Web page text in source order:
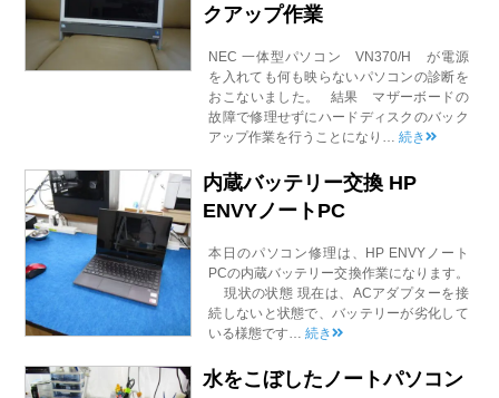
クアップ作業
NEC 一体型パソコン VN370/H が電源
を入れても何も映らないパソコンの診断を
おこないました。 結果 マザーボードの
故障で修理せずにハードディスクのバック
アップ作業を行うことになり…続き
内蔵バッテリー交換 HP
ENVYノートPC
本日のパソコン修理は、HP ENVYノート
PCの内蔵バッテリー交換作業になります。
現状の状態 現在は、ACアダプターを接
続しないと状態で、バッテリーが劣化して
いる様態です…続き
水をこぼしたノートパソコン